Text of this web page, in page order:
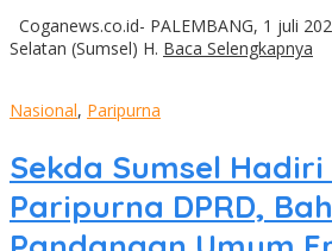
Coganews.co.id- PALEMBANG, 1 juli
Selatan (Sumsel) H. Baca Selengkapnya
Nasional, Paripurna
Sekda Sumsel
Paripurna DPRD,